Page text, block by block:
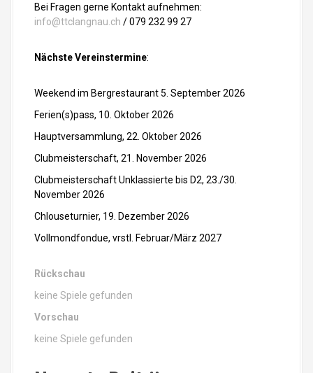
Bei Fragen gerne Kontakt aufnehmen:
info@ttclangnau.ch / 079 232 99 27
Nächste Vereinstermine:
Weekend im Bergrestaurant 5. September 2026
Ferien(s)pass, 10. Oktober 2026
Hauptversammlung, 22. Oktober 2026
Clubmeisterschaft, 21. November 2026
Clubmeisterschaft Unklassierte bis D2, 23./30.
November 2026
Chlouseturnier, 19. Dezember 2026
Vollmondfondue, vrstl. Februar/März 2027
Rückschau
keine Spiele gefunden
Vorschau
keine Spiele gefunden